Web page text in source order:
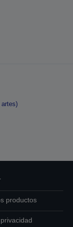
productos